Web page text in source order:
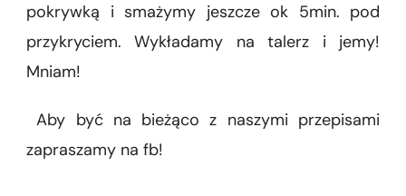
pokrywką i smażymy jeszcze ok 5min. pod
przykryciem. Wykładamy na talerz i jemy!
Mniam!
Aby być na bieżąco z naszymi przepisami
zapraszamy na fb!